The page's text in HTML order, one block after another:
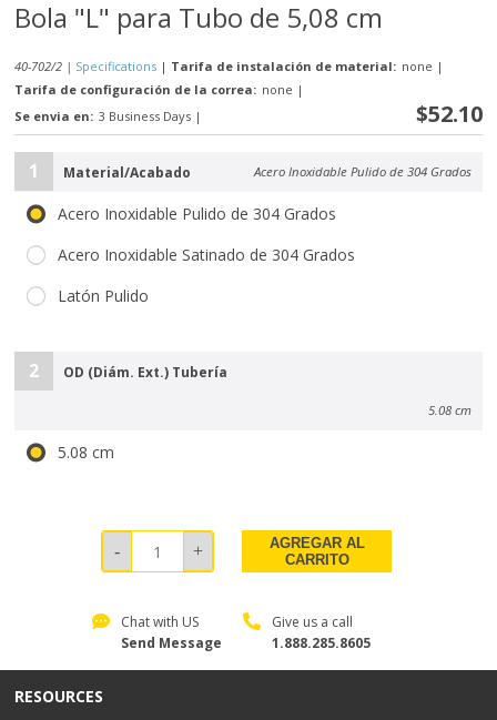
Bola "L" para Tubo de 5,08 cm
40-702/2 | Specifications | Tarifa de instalación de material: none |
Tarifa de configuración de la correa: none |
Se envia en: 3 Business Days | $52.10
1 Material/Acabado Acero Inoxidable Pulido de 304 Grados
Acero Inoxidable Pulido de 304 Grados
Acero Inoxidable Satinado de 304 Grados
Latón Pulido
2 OD (Diám. Ext.) Tubería
5.08 cm
5.08 cm
AGREGAR AL
CARRITO
Chat with US
Send Message
Give us a call
1.888.285.8605
RESOURCES